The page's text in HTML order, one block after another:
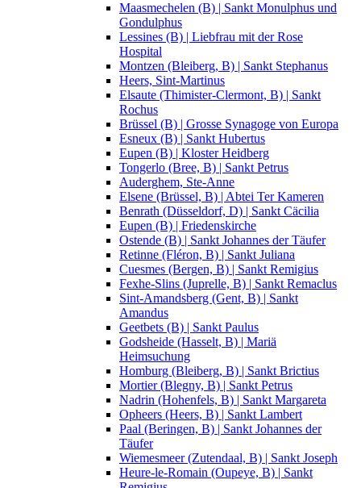
Maasmechelen (B) | Sankt Monulphus und
Gondulphus
Lessines (B) | Liebfrau mit der Rose
Hospital
Montzen (Bleiberg, B) | Sankt Stephanus
Heers, Sint-Martinus
Elsaute (Thimister-Clermont, B) | Sankt
Rochus
Brüssel (B) | Grosse Synagoge von Europa
Esneux (B) | Sankt Hubertus
Eupen (B) | Kloster Heidberg
Tongerlo (Bree, B) | Sankt Petrus
Auderghem, Ste-Anne
Elsene (Brüssel, B) | Abtei Ter Kameren
Benrath (Düsseldorf, D) | Sankt Cäcilia
Eupen (B) | Friedenskirche
Ostende (B) | Sankt Johannes der Täufer
Retinne (Fléron, B) | Sankt Juliana
Cuesmes (Bergen, B) | Sankt Remigius
Fexhe-Slins (Juprelle, B) | Sankt Remaclus
Sint-Amandsberg (Gent, B) | Sankt
Amandus
Geetbets (B) | Sankt Paulus
Godsheide (Hasselt, B) | Mariä
Heimsuchung
Homburg (Bleiberg, B) | Sankt Brictius
Mortier (Blegny, B) | Sankt Petrus
Nadrin (Hohenfels, B) | Sankt Margareta
Opheers (Heers, B) | Sankt Lambert
Paal (Beringen, B) | Sankt Johannes der
Täufer
Wiemesmeer (Zutendaal, B) | Sankt Joseph
Heure-le-Romain (Oupeye, B) | Sankt